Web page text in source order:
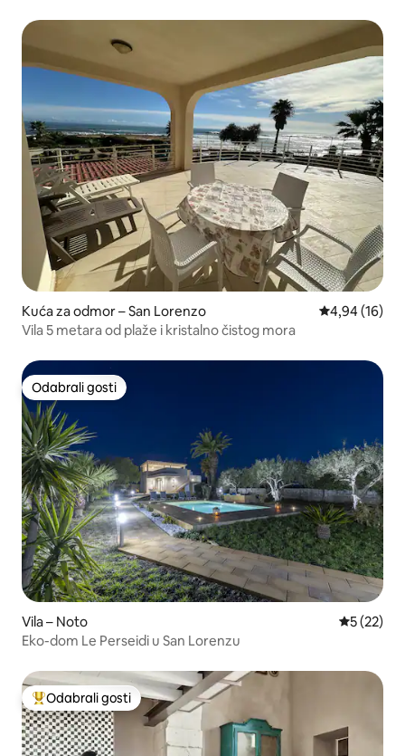
Kuća za odmor – San Lorenzo Prosječna
4,94 (16)
Vila 5 metara od plaže i kristalno čistog mora
Odabrali gosti
Odabrali gosti
Vila – Noto Prosječna
5 (22)
Eko-dom Le Perseidi u San Lorenzu
Među najviše rangiranima s oznakom „Odabrali gosti”
Odabrali gosti